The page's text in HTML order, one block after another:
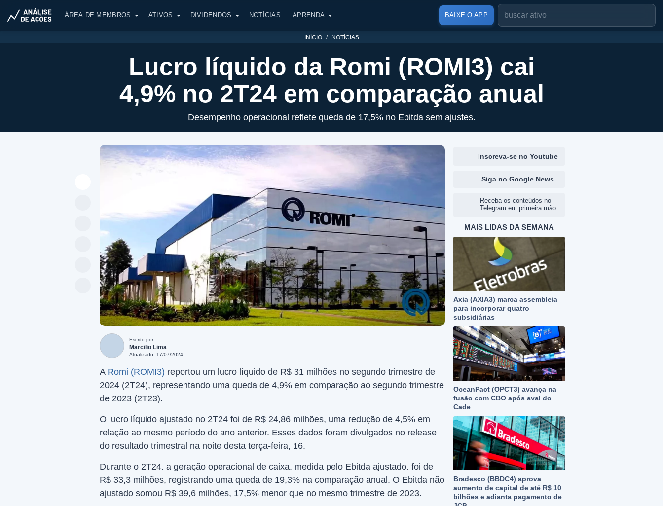
ÁREA DE MEMBROS ATIVOS DIVIDENDOS NOTÍCIAS APRENDA BAIXE O APP
INÍCIO NOTÍCIAS
Lucro líquido da Romi (ROMI3) cai
4,9% no 2T24 em comparação anual
Desempenho operacional reflete queda de 17,5% no Ebitda sem ajustes.
Escrito por:
Marcilio Lima
Atualizado: 17/07/2024
A Romi (ROMI3) reportou um lucro líquido de R$ 31 milhões no segundo trimestre de
2024 (2T24), representando uma queda de 4,9% em comparação ao segundo trimestre
de 2023 (2T23).
O lucro líquido ajustado no 2T24 foi de R$ 24,86 milhões, uma redução de 4,5% em
relação ao mesmo período do ano anterior. Esses dados foram divulgados no release
do resultado trimestral na noite desta terça-feira, 16.
Durante o 2T24, a geração operacional de caixa, medida pelo Ebitda ajustado, foi de
R$ 33,3 milhões, registrando uma queda de 19,3% na comparação anual. O Ebitda não
ajustado somou R$ 39,6 milhões, 17,5% menor que no mesmo trimestre de 2023.
Inscreva-se no Youtube
Siga no Google News
Receba os conteúdos no
Telegram em primeira mão
MAIS LIDAS DA SEMANA
Axia (AXIA3) marca assembleia
para incorporar quatro
subsidiárias
OceanPact (OPCT3) avança na
fusão com CBO após aval do
Cade
Bradesco (BBDC4) aprova
aumento de capital de até R$ 10
bilhões e adianta pagamento de